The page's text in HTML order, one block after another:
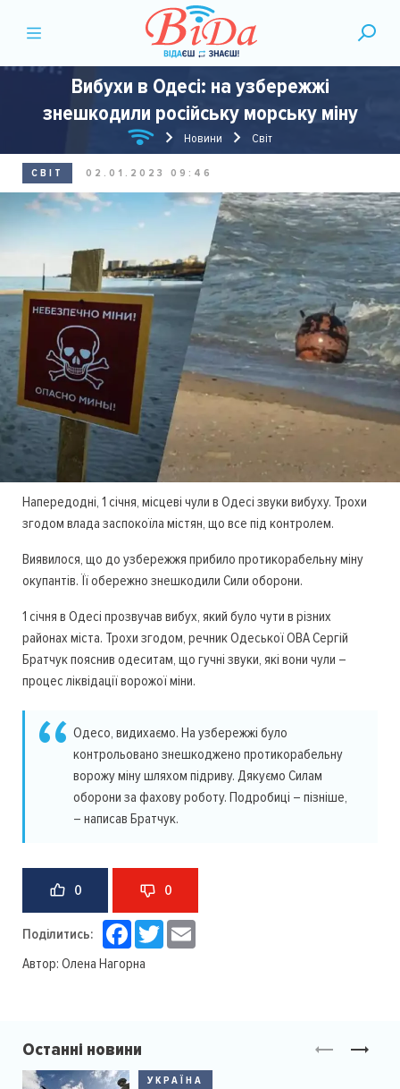
Вибухи в Одесі: на узбережжі
знешкодили російську морську міну
Новини Світ
СВІТ 02.01.2023 09:46
Напередодні, 1 січня, місцеві чули в Одесі звуки вибуху. Трохи
згодом влада заспокоїла містян, що все під контролем.
Виявилося, що до узбережжя прибило протикорабельну міну
окупантів. Її обережно знешкодили Сили оборони.
1 січня в Одесі прозвучав вибух, який було чути в різних
районах міста. Трохи згодом, речник Одеської ОВА Сергій
Братчук пояснив одеситам, що гучні звуки, які вони чули –
процес ліквідації ворожої міни.
Одесо, видихаємо. На узбережжі було
контрольовано знешкоджено протикорабельну
ворожу міну шляхом підриву. Дякуємо Силам
оборони за фахову роботу. Подробиці – пізніше,
– написав Братчук.
0 0
Поділитись: Facebook
Twitter
Автор: Олена Нагорна
Останні новини
УКРАЇНА